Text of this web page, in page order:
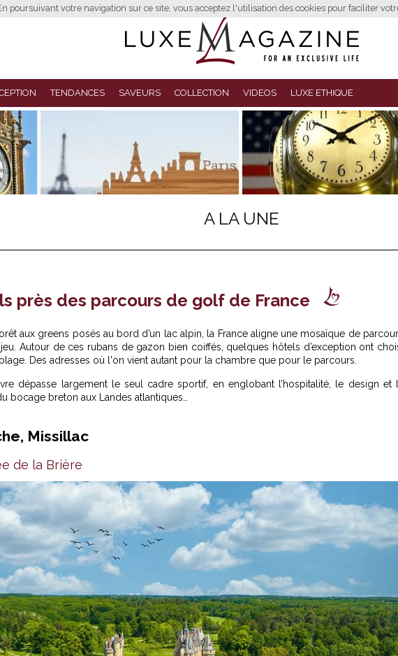
poursuivant votre navigation sur ce site, vous acceptez l'utilisation des cookies pour faciliter
TENDANCES SAVEURS COLLECTION VIDEOS LUXE ETHIQUE
A LA UNE
près des parcours de golf de France
aux greens posés au bord d’un lac alpin, la France aligne une mosaïque de
Autour de ces rubans de gazon bien coiffés, quelques hôtels d’exception ont
Des adresses où l'on vient autant pour la chambre que pour le parcours.
dépasse largement le seul cadre sportif, en englobant l’hospitalité, le design et
bocage breton aux Landes atlantiques…
Missillac
de la Brière